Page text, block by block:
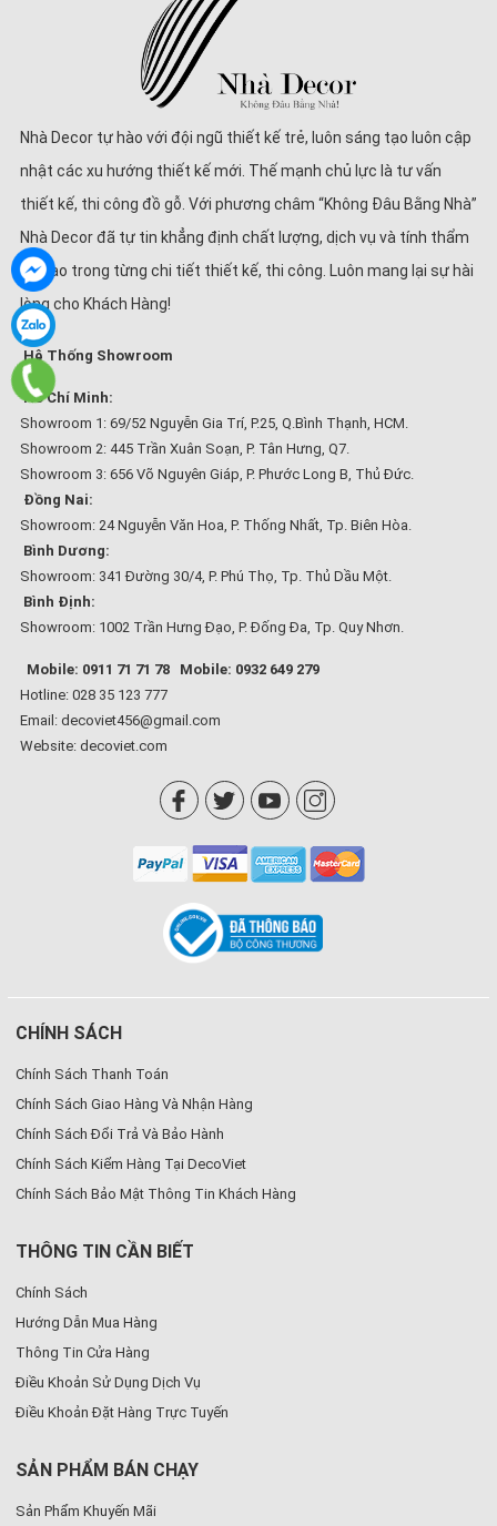
Nhà Decor tự hào với đội ngũ thiết kế trẻ, luôn sáng tạo luôn cập
nhật các xu hướng thiết kế mới. Thế mạnh chủ lực là tư vấn
thiết kế, thi công đồ gỗ. Với phương châm “Không Đâu Bằng Nhà”
Nhà Decor đã tự tin khẳng định chất lượng, dịch vụ và tính thẩm
mĩ cao trong từng chi tiết thiết kế, thi công. Luôn mang lại sự hài
lòng cho Khách Hàng!
Hệ Thống Showroom
Hồ Chí Minh:
Showroom 1: 69/52 Nguyễn Gia Trí, P.25, Q.Bình Thạnh, HCM.
Showroom 2: 445 Trần Xuân Soạn, P. Tân Hưng, Q7.
Showroom 3: 656 Võ Nguyên Giáp, P. Phước Long B, Thủ Đức.
Đồng Nai:
Showroom: 24 Nguyễn Văn Hoa, P. Thống Nhất, Tp. Biên Hòa.
Bình Dương:
Showroom: 341 Đường 30/4, P. Phú Thọ, Tp. Thủ Dầu Một.
Bình Định:
Showroom: 1002 Trần Hưng Đạo, P. Đống Đa, Tp. Quy Nhơn.
Mobile: 0911 71 71 78
Mobile: 0932 649 279
Hotline: 028 35 123 777
Email: decoviet456@gmail.com
Website: decoviet.com
CHÍNH SÁCH
Chính Sách Thanh Toán
Chính Sách Giao Hàng Và Nhận Hàng
Chính Sách Đổi Trả Và Bảo Hành
Chính Sách Kiểm Hàng Tại DecoViet
Chính Sách Bảo Mật Thông Tin Khách Hàng
THÔNG TIN CẦN BIẾT
Chính Sách
Hướng Dẫn Mua Hàng
Thông Tin Cửa Hàng
Điều Khoản Sử Dụng Dịch Vụ
Điều Khoản Đặt Hàng Trực Tuyến
SẢN PHẨM BÁN CHẠY
Sản Phẩm Khuyến Mãi